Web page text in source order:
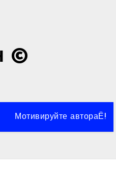
©
Мотивируйте автораЁ!